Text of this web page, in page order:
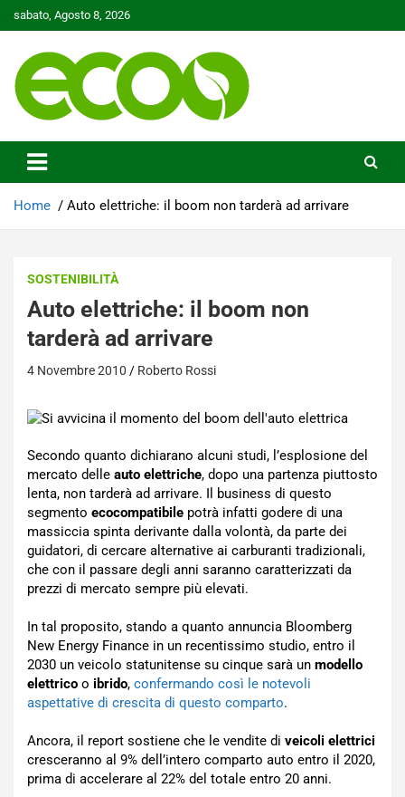
to
sabato, Agosto 8, 2026
Ecoo.it
Home Auto elettriche: il boom non tarderà ad arrivare
SOSTENIBILITÀ
Auto elettriche: il boom non
tarderà ad arrivare
4 Novembre 2010 Roberto Rossi
Secondo quanto dichiarano alcuni studi, l’esplosione del
mercato delle auto elettriche, dopo una partenza piuttosto
lenta, non tarderà ad arrivare. Il business di questo
segmento ecocompatibile potrà infatti godere di una
massiccia spinta derivante dalla volontà, da parte dei
guidatori, di cercare alternative ai carburanti tradizionali,
che con il passare degli anni saranno caratterizzati da
prezzi di mercato sempre più elevati.
In tal proposito, stando a quanto annuncia Bloomberg
New Energy Finance in un recentissimo studio, entro il
2030 un veicolo statunitense su cinque sarà un modello
elettrico o ibrido, confermando così le notevoli
aspettative di crescita di questo comparto.
Ancora, il report sostiene che le vendite di veicoli elettrici
cresceranno al 9% dell’intero comparto auto entro il 2020,
prima di accelerare al 22% del totale entro 20 anni.